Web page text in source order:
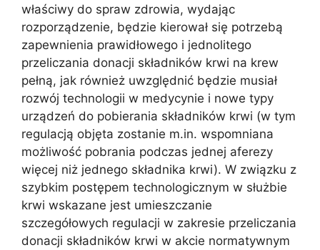
właściwy do spraw zdrowia, wydając
rozporządzenie, będzie kierował się potrzebą
zapewnienia prawidłowego i jednolitego
przeliczania donacji składników krwi na krew
pełną, jak również uwzględnić będzie musiał
rozwój technologii w medycynie i nowe typy
urządzeń do pobierania składników krwi (w tym
regulacją objęta zostanie m.in. wspomniana
możliwość pobrania podczas jednej aferezy
więcej niż jednego składnika krwi). W związku z
szybkim postępem technologicznym w służbie
krwi wskazane jest umieszczanie
szczegółowych regulacji w zakresie przeliczania
donacji składników krwi w akcie normatywnym